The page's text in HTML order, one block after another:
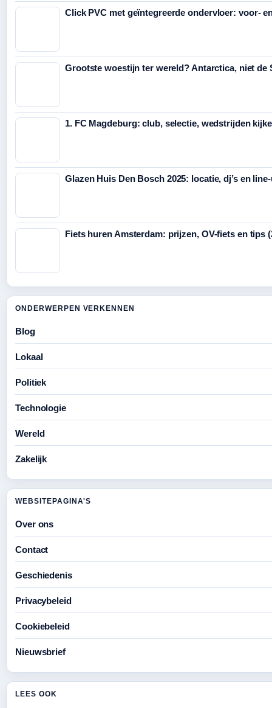
Click PVC met geïntegreerde ondervloer: voor-
Grootste woestijn ter wereld? Antarctica, niet de
1. FC Magdeburg: club, selectie, wedstrijden
Glazen Huis Den Bosch 2025: locatie, dj’s en
Fiets huren Amsterdam: prijzen, OV-fiets en tips
ONDERWERPEN VERKENNEN
Blog
Lokaal
Politiek
Technologie
Wereld
Zakelijk
WEBSITEPAGINA'S
Over ons
Contact
Geschiedenis
Privacybeleid
Cookiebeleid
Nieuwsbrief
LEES OOK